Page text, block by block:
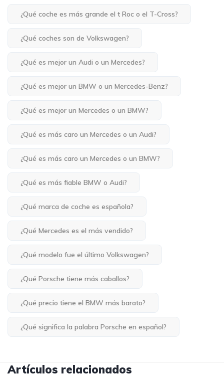
¿Qué coche es más grande el t Roc o el T-Cross?
¿Qué coches son de Volkswagen?
¿Qué es mejor un Audi o un Mercedes?
¿Qué es mejor un BMW o un Mercedes-Benz?
¿Qué es mejor un Mercedes o un BMW?
¿Qué es más caro un Mercedes o un Audi?
¿Qué es más caro un Mercedes o un BMW?
¿Qué es más fiable BMW o Audi?
¿Qué marca de coche es española?
¿Qué Mercedes es el más vendido?
¿Qué modelo fue el último Volkswagen?
¿Qué Porsche tiene más caballos?
¿Qué precio tiene el BMW más barato?
¿Qué significa la palabra Porsche en español?
Artículos relacionados